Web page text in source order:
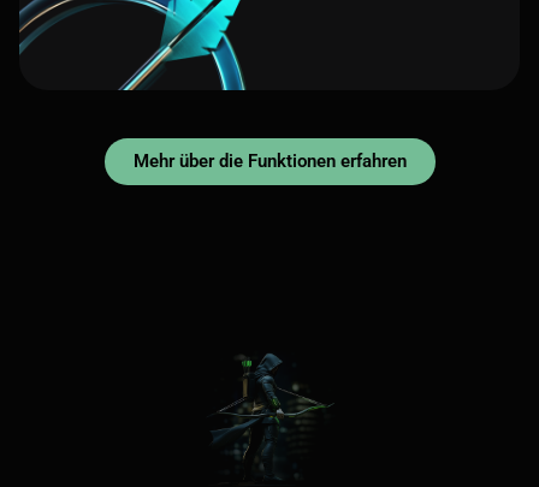
Mehr über die Funktionen erfahren